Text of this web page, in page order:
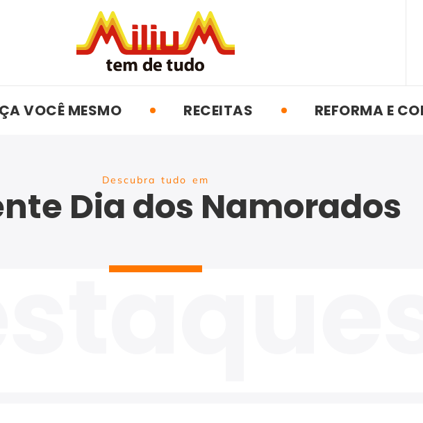
VOCÊ MESMO RECEITAS REFORMA E
Descubra tudo em
Dia dos Namorados